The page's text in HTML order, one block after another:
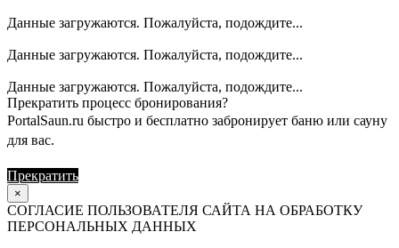
Данные загружаются. Пожалуйста, подождите...
Данные загружаются. Пожалуйста, подождите...
Данные загружаются. Пожалуйста, подождите...
Прекратить процесс бронирования?
PortalSaun.ru быстро и бесплатно забронирует баню или сауну
для вас.
Прекратить
×
СОГЛАСИЕ ПОЛЬЗОВАТЕЛЯ САЙТА НА ОБРАБОТКУ
ПЕРСОНАЛЬНЫХ ДАННЫХ